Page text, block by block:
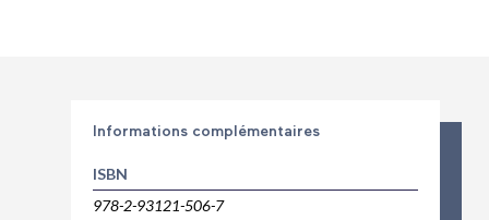
Informations complémentaires
ISBN
978-2-93121-506-7